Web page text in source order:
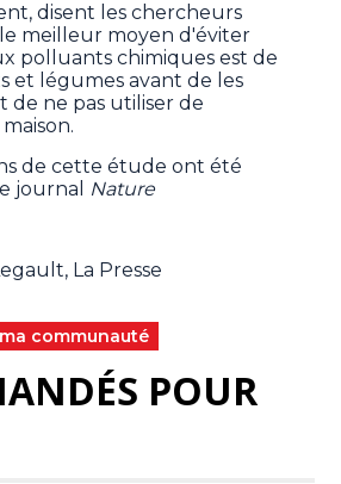
disent les chercheurs
meilleur moyen d'éviter
polluants chimiques est de
et légumes avant de les
de ne pas utiliser de
de cette étude ont été
journal Nature
La Presse
communauté
POUR